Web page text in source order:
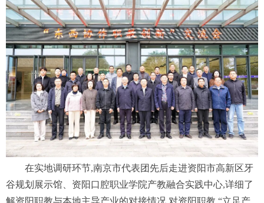
在实地调研环节,南京市代表团先后走进资阳市高新区牙
谷规划展示馆、资阳口腔职业学院产教融合实践中心,详细了
解资阳职教与本地主导产业的对接情况,对资阳职教 “立足产